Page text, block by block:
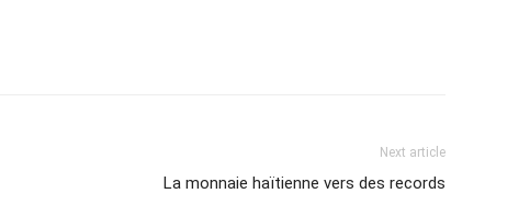
Next article
La monnaie haïtienne vers des records